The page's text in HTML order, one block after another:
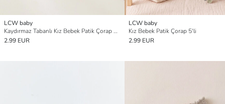
LCW baby
Kaydırmaz Tabanlı Kız Bebek Patik Çorap 5'li
2.99 EUR
LCW baby
Kız Bebek Patik Çorap 5'li
2.99 EUR